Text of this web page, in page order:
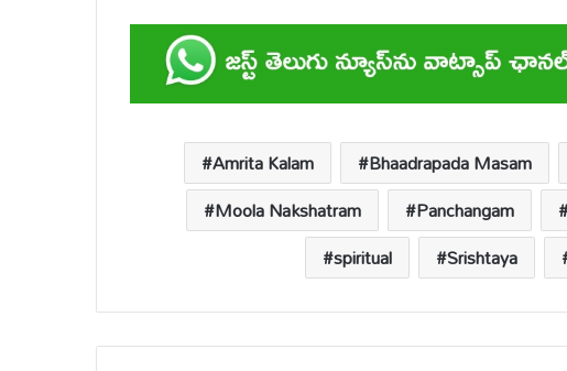
at
s
A
p
p
e
b
o
o
k
ailp
y
Li
n
k
e
a
d
s
ar
e
Amrita Kalam Bhaadrapada Masam
Moola Nakshatram
Panchangam
spiritual
Srishtaya